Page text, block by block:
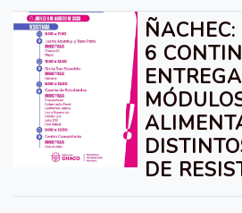
ÑACHEC:
6
DE